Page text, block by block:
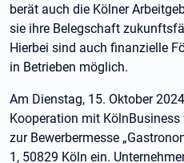
berät auch die Kölner
sie ihre Belegschaft
Hierbei sind auch finanzielle
in Betrieben möglich.
Am Dienstag, 15. Oktober
Kooperation mit
zur Bewerbermesse
1, 50829 Köln ein.